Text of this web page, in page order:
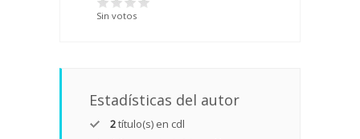
Sin votos
Estadísticas del autor
2título(s) en cdl